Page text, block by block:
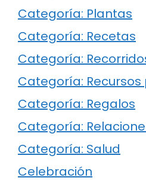
Categoría: Plantas
Categoría: Recetas
Categoría:
Categoría:
Categoría: Regalos
Categoría:
Categoría: Salud
Celebración